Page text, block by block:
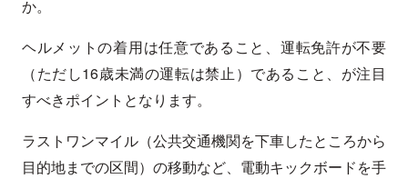
か。
ヘルメットの着用は任意であること、運転免許が不要
（ただし16歳未満の運転は禁止）であること、が注目
すべきポイントとなります。
ラストワンマイル（公共交通機関を下車したところから
目的地までの区間）の移動など、電動キックボードを手